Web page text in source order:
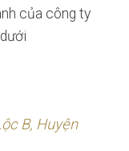
của công ty
B, Huyện